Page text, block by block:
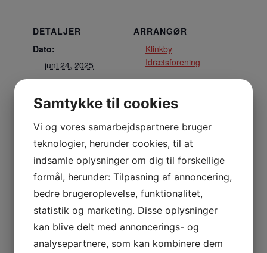
DETALJER
Dato:
juni 24, 2025
17:00 - 18:00
STED
Stadion
Nejrupvej 2, 7620 Lemvig
Lemvig, 7620 Danmark + Google Maps
Telefon:
29638527
ARRANGØR
Klinkby
Idrætsforening
Samtykke til cookies
Vi og vores samarbejdspartnere bruger
teknologier, herunder cookies, til at
indsamle oplysninger om dig til forskellige
formål, herunder: Tilpasning af annoncering,
bedre brugeroplevelse, funktionalitet,
statistik og marketing. Disse oplysninger
kan blive delt med annoncerings- og
analysepartnere, som kan kombinere dem